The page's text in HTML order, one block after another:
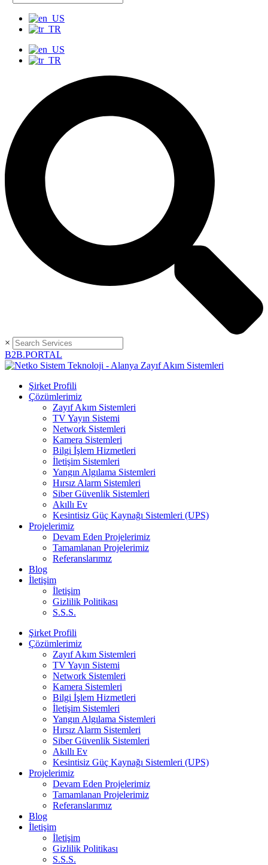
×
B2B.PORTAL
Şirket Profili
Çözümlerimiz
Zayıf Akım Sistemleri
TV Yayın Sistemi
Network Sistemleri
Kamera Sistemleri
Bilgi İşlem Hizmetleri
İletişim Sistemleri
Yangın Algılama Sistemleri
Hırsız Alarm Sistemleri
Siber Güvenlik Sistemleri
Akıllı Ev
Kesintisiz Güç Kaynağı Sistemleri (UPS)
Projelerimiz
Devam Eden Projelerimiz
Tamamlanan Projelerimiz
Referanslarımız
Blog
İletişim
İletişim
Gizlilik Politikası
S.S.S.
Şirket Profili
Çözümlerimiz
Zayıf Akım Sistemleri
TV Yayın Sistemi
Network Sistemleri
Kamera Sistemleri
Bilgi İşlem Hizmetleri
İletişim Sistemleri
Yangın Algılama Sistemleri
Hırsız Alarm Sistemleri
Siber Güvenlik Sistemleri
Akıllı Ev
Kesintisiz Güç Kaynağı Sistemleri (UPS)
Projelerimiz
Devam Eden Projelerimiz
Tamamlanan Projelerimiz
Referanslarımız
Blog
İletişim
İletişim
Gizlilik Politikası
S.S.S.